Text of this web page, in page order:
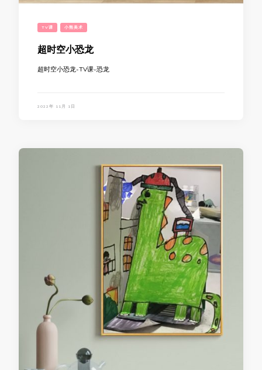
TV课 小熊美术
超时空小恐龙
超时空小恐龙-TV课-恐龙
2022年 11月 1日